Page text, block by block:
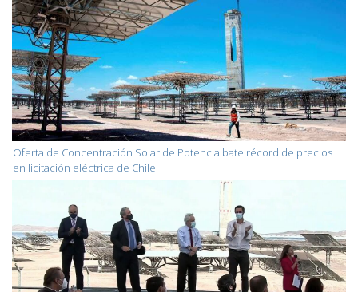
Oferta de Concentración Solar de Potencia bate récord de precios
en licitación eléctrica de Chile